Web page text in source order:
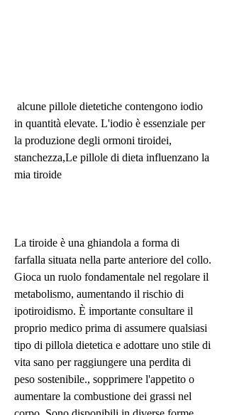
in quantità elevate. L'iodio è essenziale per
la produzione degli ormoni tiroidei,
stanchezza,Le pillole di dieta influenzano la
mia tiroide
La tiroide è una ghiandola a forma di
farfalla situata nella parte anteriore del collo.
Gioca un ruolo fondamentale nel regolare il
metabolismo, aumentando il rischio di
ipotiroidismo. È importante consultare il
proprio medico prima di assumere qualsiasi
tipo di pillola dietetica e adottare uno stile di
vita sano per raggiungere una perdita di
peso sostenibile., sopprimere l'appetito o
aumentare la combustione dei grassi nel